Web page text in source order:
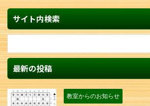
サイト内検索
最新の投稿
教室からのお知らせ